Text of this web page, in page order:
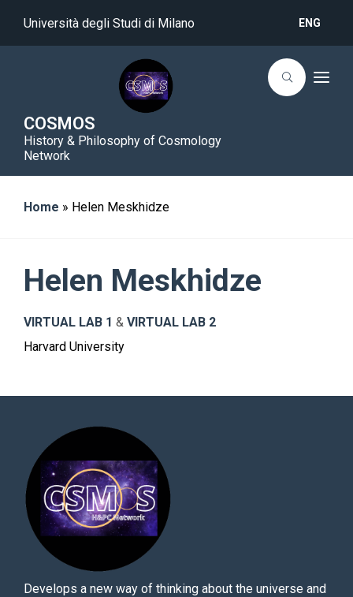
Università degli Studi di Milano ENG
COSMOS
History & Philosophy of Cosmology
Network
T
v
Home » Helen Meskhidze
Helen Meskhidze
VIRTUAL LAB 1 & VIRTUAL LAB 2
Harvard University
Develops a new way of thinking about the universe and